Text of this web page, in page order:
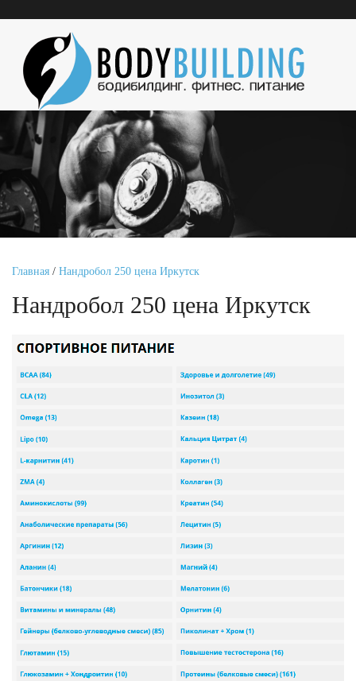
Главная / Нандробол 250 цена Иркутск
Нандробол 250 цена Иркутск